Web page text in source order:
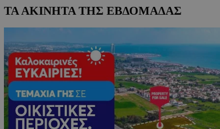
ΤΑ ΑΚΙΝΗΤΑ ΤΗΣ ΕΒΔΟΜΑΔΑΣ